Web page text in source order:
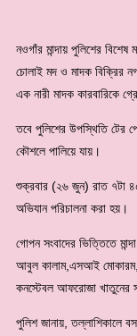
নওগাঁর মান্দায় পুলিশের বিশেষ
চোলাই মদ ও মাদক বিক্রির
এক নারী মাদক কারবারিকে
তবে পুলিশের উপস্থিতি টের
কৌশলে পালিয়ে যায়।
শুক্রবার (২৬ জুন) রাত ৭টা
অভিযান পরিচালনা করা হয়।
গোপন সংবাদের ভিত্তিতে
আবুল কালাম,এসআই
কনস্টেবল আফরোজা খাতুনের
পুলিশ জানায়, তল্লাশিকালে